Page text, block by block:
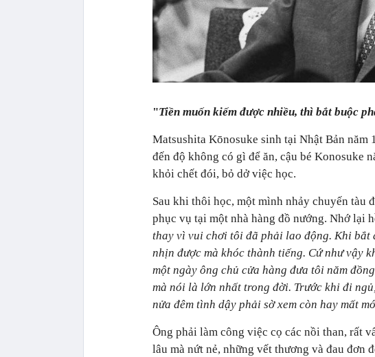
"Tiền muốn kiếm được nhiều, thì bắt buộc
Matsushita Kōnosuke sinh tại Nhật Bản
đến độ không có gì để ăn, cậu bé Konosuke
khỏi chết đói, bỏ dở việc học.
Sau khi thôi học, một mình nhảy chuyến tàu
phục vụ tại một nhà hàng đồ nướng. Nhớ lại
thay vì vui chơi tôi đã phải lao động. Khi bắt
nhịn được mà khóc thành tiếng. Cứ như vậy
một ngày ông chủ cửa hàng đưa tôi năm
mà nói là lớn nhất trong đời. Trước khi đi
nửa đêm tình dậy phải sờ xem còn hay mất
Ông phải làm công việc cọ các nồi than, rất
lâu mà nứt nẻ, những vết thương và đau đơn